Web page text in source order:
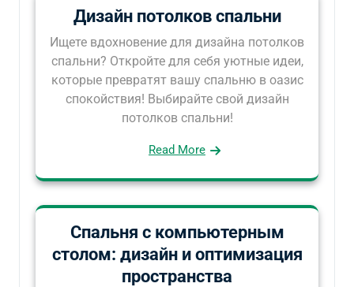
Дизайн потолков спальни
Ищете вдохновение для дизайна потолков
спальни? Откройте для себя уютные идеи,
которые превратят вашу спальню в оазис
спокойствия! Выбирайте свой дизайн
потолков спальни!
Read More
Спальня с компьютерным
столом: дизайн и оптимизация
пространства